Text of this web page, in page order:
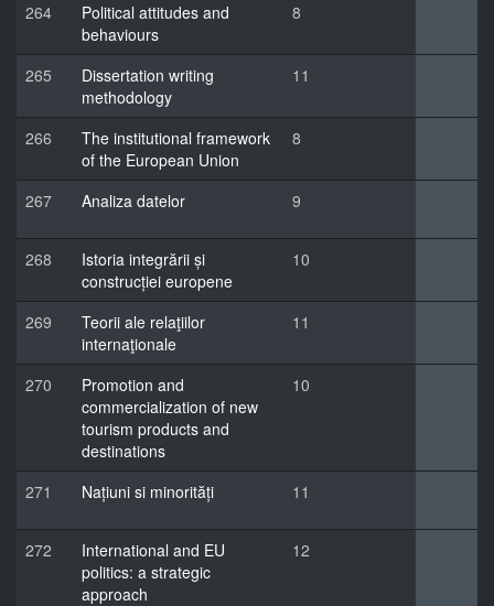
264
Political attitudes and
behaviours
8
265
Dissertation writing
methodology
11
266
The institutional framework
of the European Union
8
267 Analiza datelor 9
268
Istoria integrării și
construcției europene
10
269
Teorii ale relaţiilor
internaţionale
11
270
Promotion and
commercialization of new
tourism products and
destinations
10
271 Națiuni si minorități 11
272
International and EU
politics: a strategic
approach
12